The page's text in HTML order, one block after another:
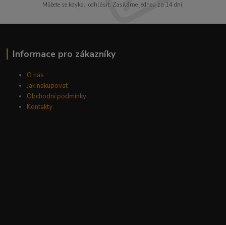
Můžete se kdykoli odhlásit. Zasíláme jednou za 14 dní.
Informace pro zákazníky
O nás
Jak nakupovat
Obchodní podmínky
Kontakty